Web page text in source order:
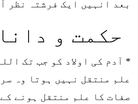
بعد انہیں ایک فرشتہ نظر
حکمت و
* آدم کی اولاد کو جب تک
علم منتقل نہیں ہوتا وہ
صفات کا علم منتقل ہونے کے